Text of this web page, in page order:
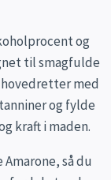
og
til smagfulde
med
og fylde
kraft i maden.
så du